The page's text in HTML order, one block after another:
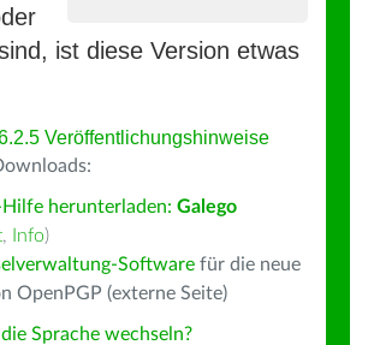
ist diese Version etwas
Veröffentlichungshinweise
herunterladen: Galego
, Info)
Software für die neue
OpenPGP (externe Seite)
Sprache wechseln?